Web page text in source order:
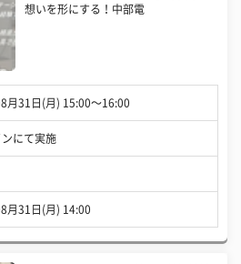
想いを形にする！中部電
月31日(月) 15:00〜16:00
にて実施
月31日(月) 14:00